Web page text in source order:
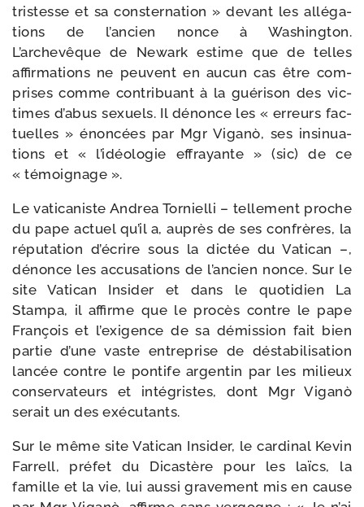
tris­tesse et sa conster­na­tion » devant les allé­ga­
tions de l’ancien nonce à Washington.
L’archevêque de Newark estime que de telles
affir­ma­tions ne peuvent en aucun cas être com­
prises comme contri­buant à la gué­ri­son des vic­
times d’abus sexuels. Il dénonce les « erreurs fac­
tuelles » énon­cées par Mgr Viganò, ses insi­nua­
tions et « l’idéologie effrayante » (sic) de ce
« témoignage ».
Le vati­ca­niste Andrea Tornielli – tel­le­ment proche
du pape actuel qu’il a, auprès de ses confrères, la
répu­ta­tion d’écrire sous la dic­tée du Vatican –,
dénonce les accu­sa­tions de l’ancien nonce. Sur le
site Vatican Insider et dans le quo­ti­dien La
Stampa, il affirme que le pro­cès contre le pape
François et l’exigence de sa démis­sion fait bien
par­tie d’une vaste entre­prise de désta­bi­li­sa­tion
lan­cée contre le pon­tife argen­tin par les milieux
conser­va­teurs et inté­gristes, dont Mgr Viganò
serait un des exécutants.
Sur le même site Vatican Insider, le car­di­nal Kevin
Farrell, pré­fet du Dicastère pour les laïcs, la
famille et la vie, lui aus­si gra­ve­ment mis en cause